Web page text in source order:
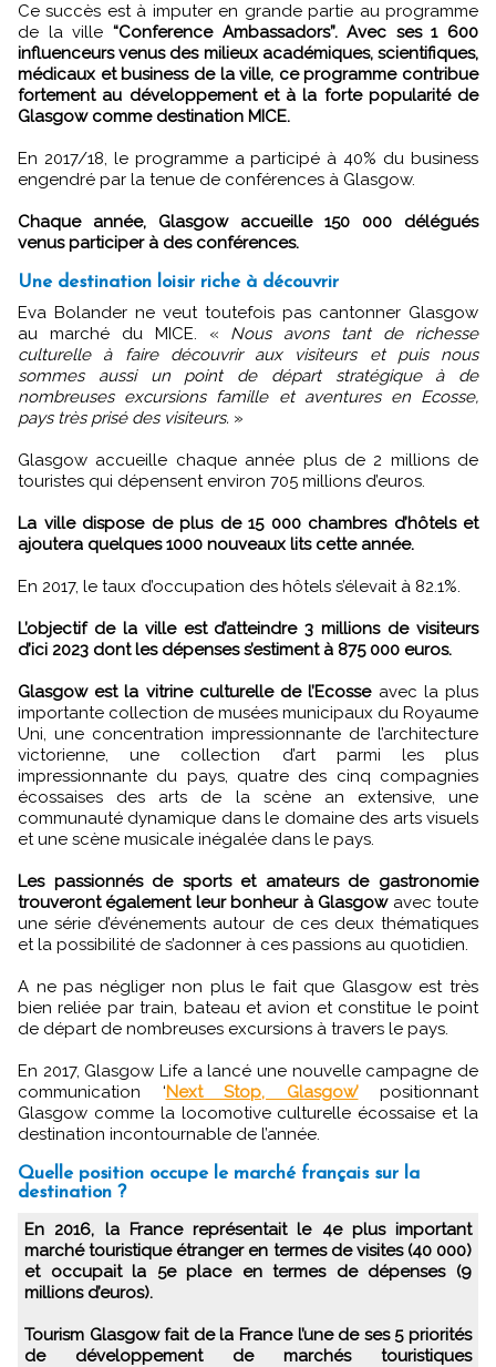
Ce succès est à imputer en grande partie au programme
de la ville “Conference Ambassadors”. Avec ses 1 600
influenceurs venus des milieux académiques, scientifiques,
médicaux et business de la ville, ce programme contribue
fortement au développement et à la forte popularité de
Glasgow comme destination MICE.
En 2017/18, le programme a participé à 40% du business
engendré par la tenue de conférences à Glasgow.
Chaque année, Glasgow accueille 150 000 délégués
venus participer à des conférences.
Une destination loisir riche à découvrir
Eva Bolander ne veut toutefois pas cantonner Glasgow
au marché du MICE. « Nous avons tant de richesse
culturelle à faire découvrir aux visiteurs et puis nous
sommes aussi un point de départ stratégique à de
nombreuses excursions famille et aventures en Ecosse,
pays très prisé des visiteurs. »
Glasgow accueille chaque année plus de 2 millions de
touristes qui dépensent environ 705 millions d’euros.
La ville dispose de plus de 15 000 chambres d’hôtels et
ajoutera quelques 1000 nouveaux lits cette année.
En 2017, le taux d’occupation des hôtels s’élevait à 82.1%.
L’objectif de la ville est d’atteindre 3 millions de visiteurs
d’ici 2023 dont les dépenses s’estiment à 875 000 euros.
Glasgow est la vitrine culturelle de l’Ecosse avec la plus
importante collection de musées municipaux du Royaume
Uni, une concentration impressionnante de l’architecture
victorienne, une collection d’art parmi les plus
impressionnante du pays, quatre des cinq compagnies
écossaises des arts de la scène an extensive, une
communauté dynamique dans le domaine des arts visuels
et une scène musicale inégalée dans le pays.
Les passionnés de sports et amateurs de gastronomie
trouveront également leur bonheur à Glasgowavec toute
une série d’événements autour de ces deux thématiques
et la possibilité de s’adonner à ces passions au quotidien.
A ne pas négliger non plus le fait que Glasgow est très
bien reliée par train, bateau et avion et constitue le point
de départ de nombreuses excursions à travers le pays.
En 2017, Glasgow Life a lancé une nouvelle campagne de
communication ‘Next Stop, Glasgow’positionnant
Glasgow comme la locomotive culturelle écossaise et la
destination incontournable de l’année.
Quelle position occupe le marché français sur la
destination ?
En 2016, la France représentait le 4e plus important
marché touristique étranger en termes de visites (40 000)
et occupait la 5e place en termes de dépenses (9
millions d’euros).
Tourism Glasgow fait de la France l’une de ses 5 priorités
de développement de marchés touristiques